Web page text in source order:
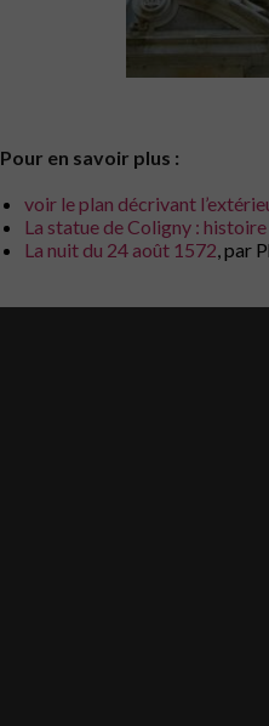
Pour en savoir plus :
voir le plan décrivant
La statue de Coligny :
La nuit du 24 août 1572, par